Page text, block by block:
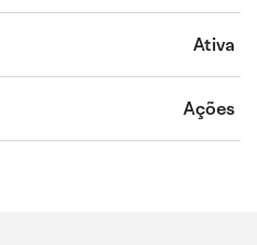
Ativa
Ações